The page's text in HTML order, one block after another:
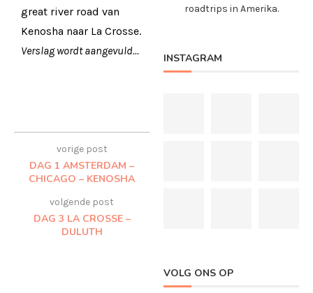
great river road van
Kenosha naar La Crosse.
Verslag wordt aangevuld…
vorige post
DAG 1 AMSTERDAM –
CHICAGO – KENOSHA
volgende post
DAG 3 LA CROSSE –
DULUTH
roadtrips in Amerika.
INSTAGRAM
VOLG ONS OP